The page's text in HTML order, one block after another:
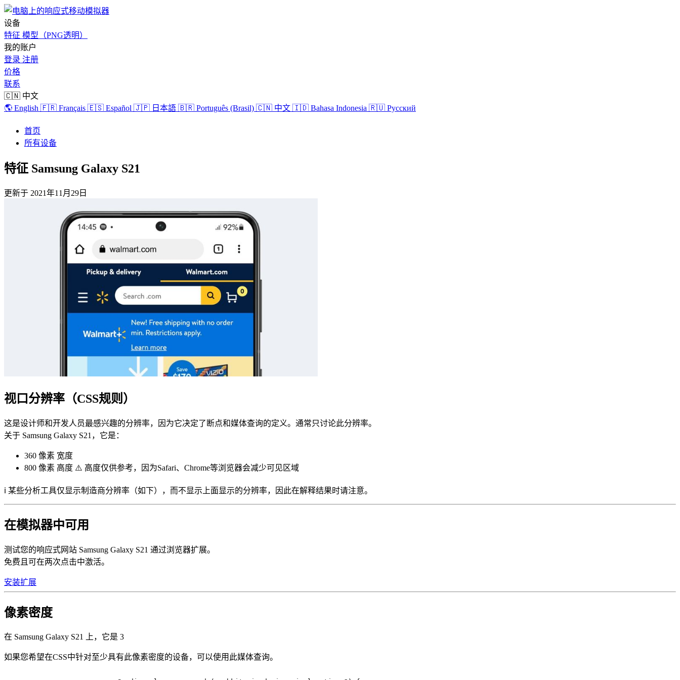
设备
特征 模型（PNG透明）
我的账户
登录 注册
价格
联系
🇨🇳 中文
🌎 English 🇫🇷 Français 🇪🇸 Español 🇯🇵 日本語 🇧🇷 Português (Brasil) 🇨🇳 中文 🇮🇩 Bahasa Indonesia 🇷🇺 Русский
首页
所有设备
特征 Samsung Galaxy S21
更新于 2021年11月29日
视口分辨率（CSS规则）
这是设计师和开发人员最感兴趣的分辨率，因为它决定了断点和媒体查询的定义。通常只讨论此分辨率。
关于 Samsung Galaxy S21，它是：
360 像素 宽度
800 像素 高度 ⚠️ 高度仅供参考，因为Safari、Chrome等浏览器会减少可见区域
ℹ️ 某些分析工具仅显示制造商分辨率（如下），而不显示上面显示的分辨率，因此在解释结果时请注意。
在模拟器中可用
测试您的响应式网站 Samsung Galaxy S21 通过浏览器扩展。
免费且可在两次点击中激活。
安装扩展
像素密度
在 Samsung Galaxy S21 上，它是 3
如果您希望在CSS中针对至少具有此像素密度的设备，可以使用此媒体查询。